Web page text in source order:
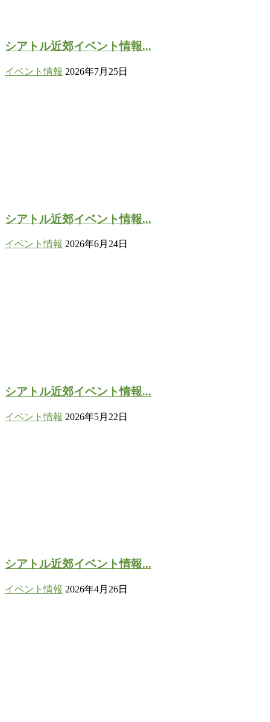
シアトル近郊イベント情報...
イベント情報 2026年7月25日
シアトル近郊イベント情報...
イベント情報 2026年6月24日
シアトル近郊イベント情報...
イベント情報 2026年5月22日
シアトル近郊イベント情報...
イベント情報 2026年4月26日